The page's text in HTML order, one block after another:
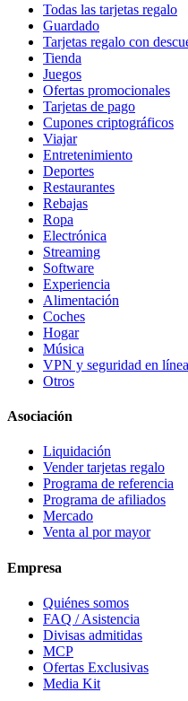
Todas las tarjetas regalo
Guardado
Tarjetas regalo con
Tienda
Juegos
Ofertas promocionales
Tarjetas de pago
Cupones criptográficos
Viajar
Entretenimiento
Deportes
Restaurantes
Rebajas
Ropa
Electrónica
Streaming
Software
Experiencia
Alimentación
Coches
Hogar
Música
VPN y seguridad en línea
Otros
Asociación
Liquidación
Vender tarjetas regalo
Programa de referencia
Programa de afiliados
Mercado
Venta al por mayor
Empresa
Quiénes somos
FAQ / Asistencia
Divisas admitidas
MCP
Ofertas Exclusivas
Media Kit